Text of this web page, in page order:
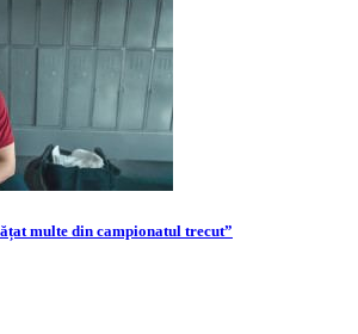
multe din campionatul trecut”